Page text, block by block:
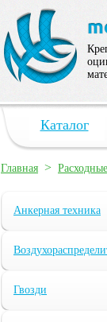
Каталог
Главная >
Анкерная техника
Гвозди